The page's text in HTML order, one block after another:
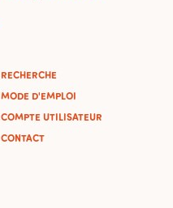
RECHERCHE
MODE D'EMPLOI
COMPTE UTILISATEUR
CONTACT